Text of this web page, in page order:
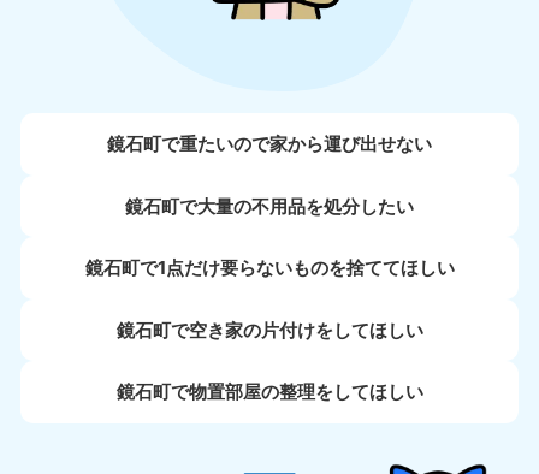
鏡石町で重たいので家から運び出せない
鏡石町で大量の不用品を処分したい
鏡石町で1点だけ要らないものを捨ててほしい
鏡石町で空き家の片付けをしてほしい
鏡石町で物置部屋の整理をしてほしい